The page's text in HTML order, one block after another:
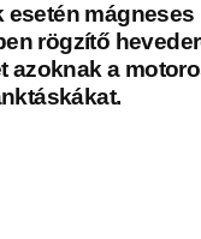
esetén
rögzítő
azoknak a